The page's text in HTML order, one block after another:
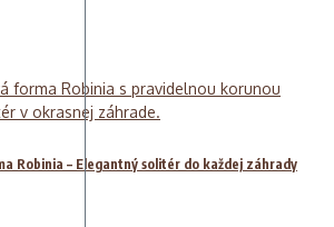
Robinia – Elegantný solitér do každej záhrady